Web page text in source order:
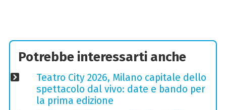
Potrebbe interessarti anche
Teatro City 2026, Milano capitale dello
spettacolo dal vivo: date e bando per
la prima edizione